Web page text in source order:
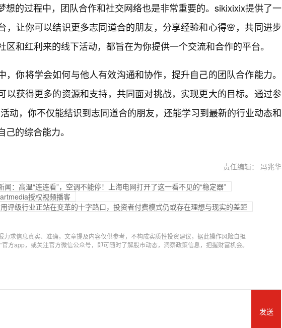
想的过程中，团队合作和社交网络也是非常重要的。sikixixix提供了一
，让你可以结识更多志同道合的朋友，分享经验和心得🌸，共同进步
区和红利来的线下活动，都旨在为你提供一个交流和合作的平台。
，你将学会如何与他人有效沟通和协作，提升自己的团队合作能力。
以获得更多的资源和支持，共同面对挑战，实现更大的目标。通过参
动，你不仅能结识到志同道合的朋友，还能学习到最新的行业动态和
的综合能力。
责任编辑： 冯兆华
闻：高温“连连看”，空调不能停！上海电网打开了这一看不见的“稳定器”
授权视频播客
评级行业正站在变革的十字路口，投资者付费模式仍或存在理想与现实的差距
力求信息真实、准确，文章提及内容仅供参考，不构成实质性投资建议，据此操作风险自担
官方app，或关注官方微信公众号，即可随时了解股市动态，洞察政策信息，把握财富机会。
发送